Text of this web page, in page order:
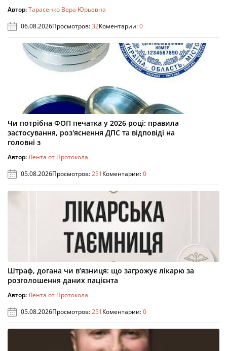
Автор:Тарасенко Вера Юрьевна
06.08.2026Просмотров:32Коментарии:0
Чи потрібна ФОП печатка у 2026 році: правила
застосування, роз'яснення ДПС та відповіді на
головні з
Автор:Лента от Протокола
05.08.2026Просмотров:251Коментарии:0
Штраф, догана чи в’язниця: що загрожує лікарю за
розголошення даних пацієнта
Автор:Лента от Протокола
05.08.2026Просмотров:251Коментарии:0